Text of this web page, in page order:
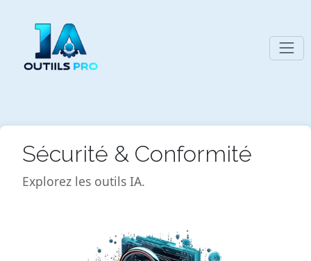
Sécurité & Conformité
Explorez les outils IA.